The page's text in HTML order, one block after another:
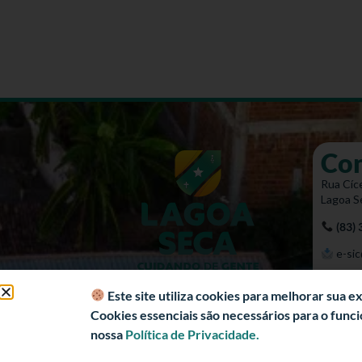
Rua
Lagoa
(83)
e-
Este site utiliza cookies para melhorar sua
Cookies essenciais são necessários para o
nossa Política de Privacidade.